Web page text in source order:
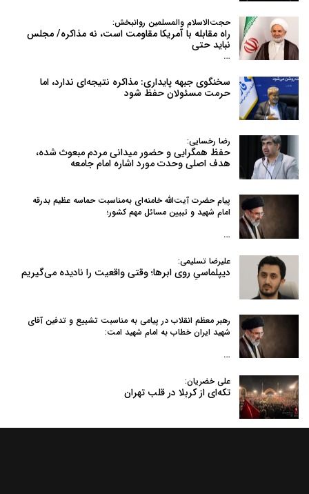
حجت‌الاسلام والمسلمین روانبخش:
راه مقابله با آمریکا مقاومت است، نه مذاکره/ مجلس
نباید حتی
…
سخنگوی جبهه پایداری: مذاکره نتیجه‌ای ندارد، اما
حرمت مسئولان حفظ شود
رضا رخسایی:
حفظ همگرایی و حضور میدانی مردم مبعوث شده،
هدف اصلی وحدت مورد اشاره امام جامعه
پیام حضرت آیت‌الله خامنه‌ای به‌مناسبت حماسه عظیم بدرقه
امام شهید و تبیین مسائل مهم کشور؛
…
علیرضا تسلیمی:
دیپلماسیِ روی ابرها؛ وقتی واقعیت را نادیده می‌گیریم
رهبر معظم انقلاب در پیامی به‌ مناسبت تشییع و تدفین آقای
شهید ایران خطاب به امام شهید امت:
…
علی خضریان:
تکه‌ای از کربلا در قلب تهران